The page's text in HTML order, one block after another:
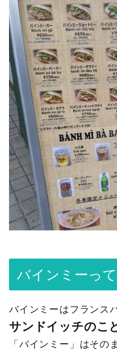
バインミーって
バインミーはフランス
サンドイッチのこ
「バインミー」はその